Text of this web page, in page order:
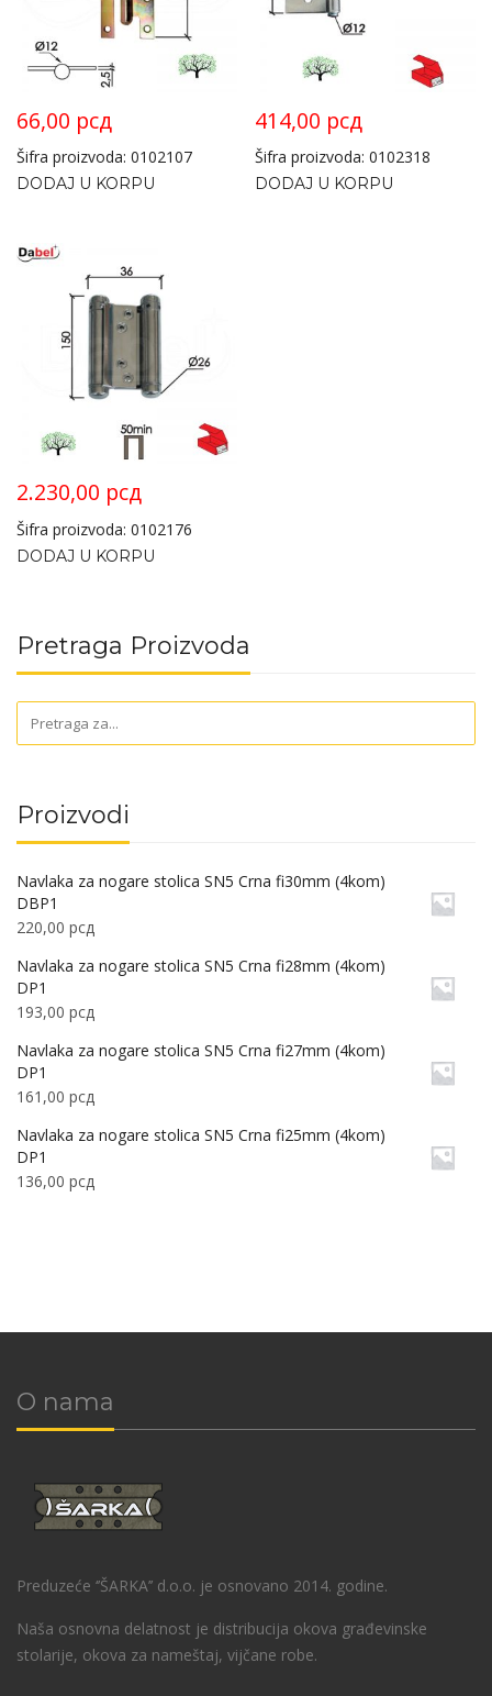
66,00 рсд
Šifra proizvoda: 0102107
DODAJ U KORPU
414,00 рсд
Šifra proizvoda: 0102318
DODAJ U KORPU
2.230,00 рсд
Šifra proizvoda: 0102176
DODAJ U KORPU
Pretraga Proizvoda
Proizvodi
Navlaka za nogare stolica SN5 Crna fi30mm (4kom)
DBP1
220,00 рсд
Navlaka za nogare stolica SN5 Crna fi28mm (4kom)
DP1
193,00 рсд
Navlaka za nogare stolica SN5 Crna fi27mm (4kom)
DP1
161,00 рсд
Navlaka za nogare stolica SN5 Crna fi25mm (4kom)
DP1
136,00 рсд
O nama
Preduzeće ‘’ŠARKA’’ d.o.o. je osnovano 2014. godine.
Naša osnovna delatnost je distribucija okova građevinske
stolarije, okova za nameštaj, vijčane robe.